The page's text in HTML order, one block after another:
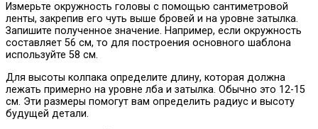
Измерьте окружность головы с помощью сантиметровой
ленты, закрепив его чуть выше бровей и на уровне затылка.
Запишите полученное значение. Например, если окружность
составляет 56 см, то для построения основного шаблона
используйте 58 см.
Для высоты колпака определите длину, которая должна
лежать примерно на уровне лба и затылка. Обычно это 12-15
см. Эти размеры помогут вам определить радиус и высоту
будущей детали.